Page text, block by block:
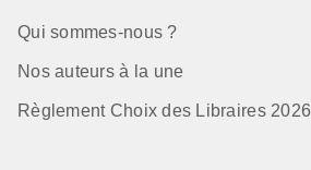
Qui sommes-nous ?
Nos auteurs à la une
Règlement Choix des Libraires 2026